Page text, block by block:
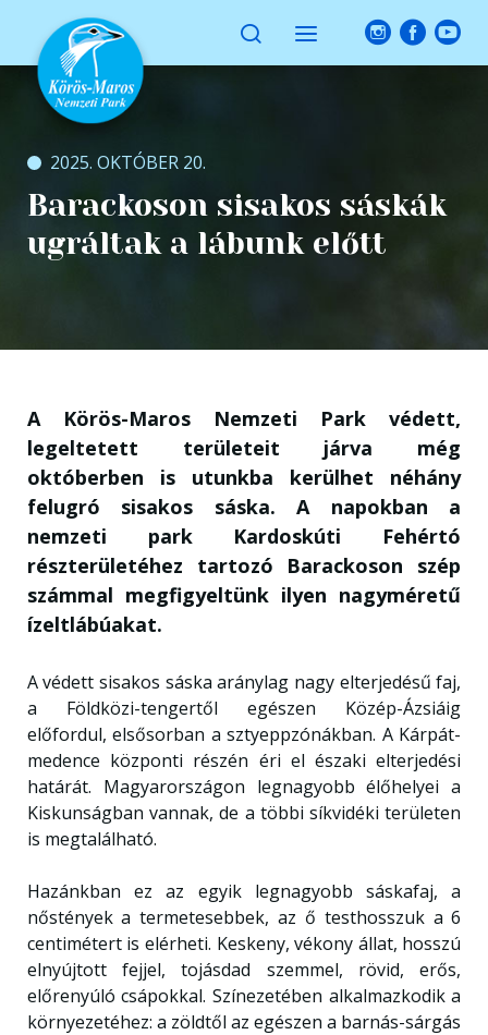
2025. OKTÓBER 20.
Barackoson sisakos sáskák
ugráltak a lábunk előtt
A Körös-Maros Nemzeti Park védett,
legeltetett területeit járva még
októberben is utunkba kerülhet néhány
felugró sisakos sáska. A napokban a
nemzeti park Kardoskúti Fehértó
részterületéhez tartozó Barackoson szép
számmal megfigyeltünk ilyen nagyméretű
ízeltlábúakat.
A védett sisakos sáska aránylag nagy elterjedésű faj,
a Földközi-tengertől egészen Közép-Ázsiáig
előfordul, elsősorban a sztyeppzónákban. A Kárpát-
medence központi részén éri el északi elterjedési
határát. Magyarországon legnagyobb élőhelyei a
Kiskunságban vannak, de a többi síkvidéki területen
is megtalálható.
Hazánkban ez az egyik legnagyobb sáskafaj, a
nőstények a termetesebbek, az ő testhosszuk a 6
centimétert is elérheti. Keskeny, vékony állat, hosszú
elnyújtott fejjel, tojásdad szemmel, rövid, erős,
előrenyúló csápokkal. Színezetében alkalmazkodik a
környezetéhez: a zöldtől az egészen a barnás-sárgás